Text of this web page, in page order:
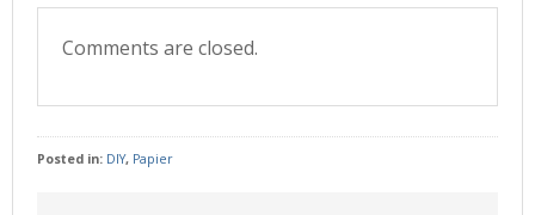
Comments are closed.
Posted in: DIY, Papier